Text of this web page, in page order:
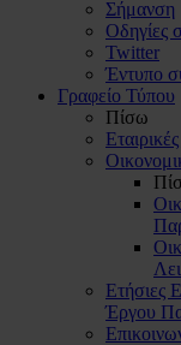
Σήμανση
Οδηγίες
Twitter
Έντυπο
Γραφείο Τύπου
Πίσω
Ετήσιες
Έργου